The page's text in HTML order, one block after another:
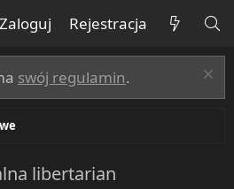
Zaloguj Rejestracja
swój regulamin.
libertarian